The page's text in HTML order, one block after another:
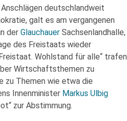
deutschlandweit
galt es am vergangenen
der Glauchauer Sachsenlandhalle,
des Freistaats wieder
Wohlstand für alle“ trafen
Wirtschaftsthemen zu
zu Themen wie etwa die
Innenminister Markus Ulbig
zur Abstimmung.